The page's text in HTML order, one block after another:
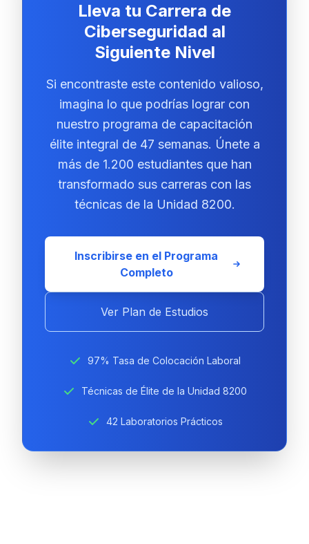
Lleva tu Carrera de
Ciberseguridad al
Siguiente Nivel
Si encontraste este contenido valioso,
imagina lo que podrías lograr con
nuestro programa de capacitación
élite integral de 47 semanas. Únete a
más de 1.200 estudiantes que han
transformado sus carreras con las
técnicas de la Unidad 8200.
Inscribirse en el Programa
Completo
Ver Plan de Estudios
97% Tasa de Colocación Laboral
Técnicas de Élite de la Unidad 8200
42 Laboratorios Prácticos